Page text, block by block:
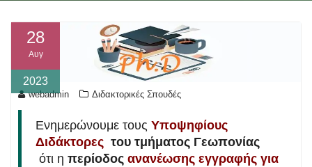
28
Αυγ
2023
webadmin Διδακτορικές Σπουδές
Ενημερώνουμε τους Υποψηφίους
Διδάκτορες του τμήματος Γεωπονίας
ότι η περίοδος ανανέωσης εγγραφής για